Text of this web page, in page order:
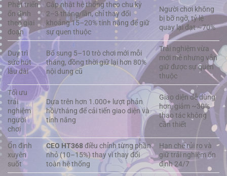
Phát triển
ổn định
theo giai
đoạn
Cập nhật hệ thống theo chu kỳ
2–3 tháng/lần, chỉ thay đổi
khoảng 15–20% tính năng để giữ
sự quen thuộc
Người chơi không
bị bỡ ngỡ, tỷ lệ
quay lại đạt ~70%
Duy trì
sức hút
lâu dài
Bổ sung 5–10 trò chơi mới mỗi
tháng, đồng thời giữ lại hơn 80%
nội dung cũ
Trải nghiệm vừa
mới mẻ nhưng vẫn
giữ được sự quen
thuộc
Tối ưu
trải
nghiệm
người
chơi
Dựa trên hơn 1.000+ lượt phản
hồi/tháng để cải tiến giao diện và
tính năng
Giao diện dễ dùng
hơn, giảm ~30%
thao tác không
cần thiết
Ổn định
xuyên
suốt
CEO HT368điều chỉnh từng phần
nhỏ (10–15%) thay vì thay đổi
toàn hệ thống
Hạn chế rủi ro và
giữ trải nghiệm ổn
định 24/7